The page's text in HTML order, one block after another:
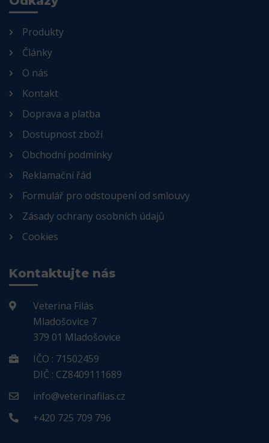
Produkty
Články
O nás
Kontakt
Doprava a platba
Dostupnost zboží
Obchodní podmínky
Reklamační řád
Formulář pro odstoupení od smlouvy
Zásady ochrany osobních údajů
Cookies
Kontaktujte nás
Veterina Filás
Mladošovice 7
379 01 Mladošovice
IČO : 71502459
DIČ : CZ8409111689
info@veterinafilas.cz
+420 725 709 796